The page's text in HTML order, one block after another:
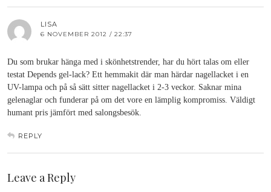
LISA
6 NOVEMBER 2012 / 22:37
Du som brukar hänga med i skönhetstrender, har du hört talas om eller
testat Depends gel-lack? Ett hemmakit där man härdar nagellacket i en
UV-lampa och på så sätt sitter nagellacket i 2-3 veckor. Saknar mina
gelenaglar och funderar på om det vore en lämplig kompromiss. Väldigt
humant pris jämfört med salongsbesök.
REPLY
Leave a Reply